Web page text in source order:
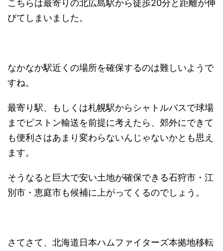
こちらは最寄りの北広島駅から徒歩20分と距離が伸
びてしまいました。
なかなか駅近くの場所を確保するのは難しいようで
すね。
最寄り駅、もしくは札幌駅からシャトルバスで球場
までピストン輸送を前提に考えたら、郊外にできて
も便利さはあまり変わらないんじゃないかとも思え
ます。
そうなると巨大で安い土地が確保できる石狩市・江
別市・恵庭市も候補に上がってくるのでしょう。
さてさて、北海道日本ハムファイターズ本拠地移転